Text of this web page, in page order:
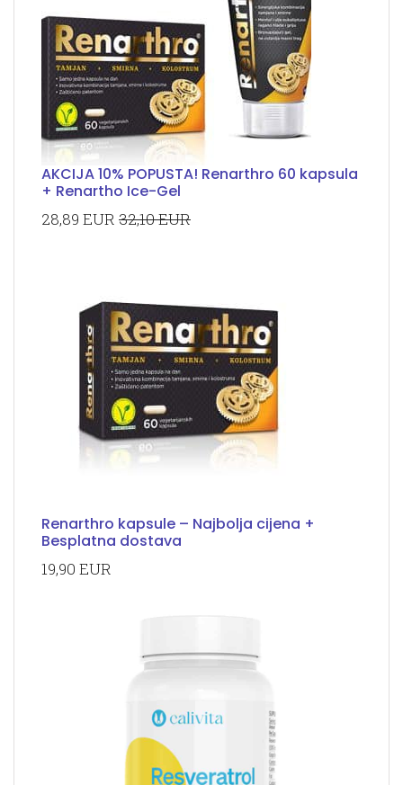
AKCIJA 10% POPUSTA! Renarthro 60 kapsula
+ Renartho Ice-Gel
28,89 EUR 32,10 EUR
Renarthro kapsule – Najbolja cijena +
Besplatna dostava
19,90 EUR